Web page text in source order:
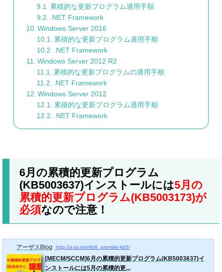
累積的な更新プログラム適用手順
.NET Framework
Windows Server 2016
累積的な更新プログラム適用手順
.NET Framework
Windows Server 2012 R2
累積的な更新プログラムの適用手順
.NET Framework
Windows Server 2012
累積的な更新プログラム適用手順
.NET Framework
6月の累積的更新プログラム
(KB5003637)インストールには5月の
累積的更新プログラム(KB5003173)が
必須なので注意！
アーザスBlog http://a-zs.net/kb6_premise-kb5/
[MECM/SCCM]6月の累積的更新プログラム(KB5003637)イ
ンストールには5月の累積的更...